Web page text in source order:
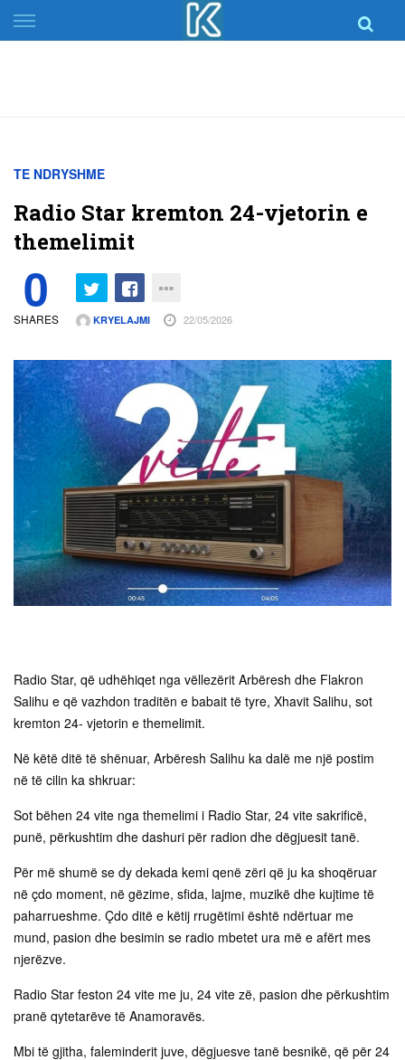
Skip
to
TE NDRYSHME
Radio Star kremton 24-vjetorin e
themelimit
0
SHARES KRYELAJMI 22/05/2026
Radio Star, që udhëhiqet nga vëllezërit Arbëresh dhe Flakron
Salihu e që vazhdon traditën e babait të tyre, Xhavit Salihu, sot
kremton 24- vjetorin e themelimit.
Në këtë ditë të shënuar, Arbëresh Salihu ka dalë me një postim
në të cilin ka shkruar:
Sot bëhen 24 vite nga themelimi i Radio Star, 24 vite sakrificë,
punë, përkushtim dhe dashuri për radion dhe dëgjuesit tanë.
Për më shumë se dy dekada kemi qenë zëri që ju ka shoqëruar
në çdo moment, në gëzime, sfida, lajme, muzikë dhe kujtime të
paharrueshme. Çdo ditë e këtij rrugëtimi është ndërtuar me
mund, pasion dhe besimin se radio mbetet ura më e afërt mes
njerëzve.
Radio Star feston 24 vite me ju, 24 vite zë, pasion dhe përkushtim
pranë qytetarëve të Anamoravës.
Mbi të gjitha, faleminderit juve, dëgjuesve tanë besnikë, që për 24